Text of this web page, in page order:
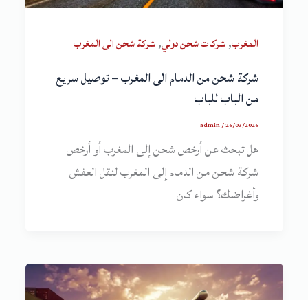
المغرب,شركات شحن دولي,شركة شحن الى المغرب
شركة شحن من الدمام الى المغرب – توصيل سريع
من الباب للباب
admin/26/03/2026
هل تبحث عن أرخص شحن إلى المغرب أو أرخص
شركة شحن من الدمام إلى المغرب لنقل العفش
وأغراضك؟ سواء كان